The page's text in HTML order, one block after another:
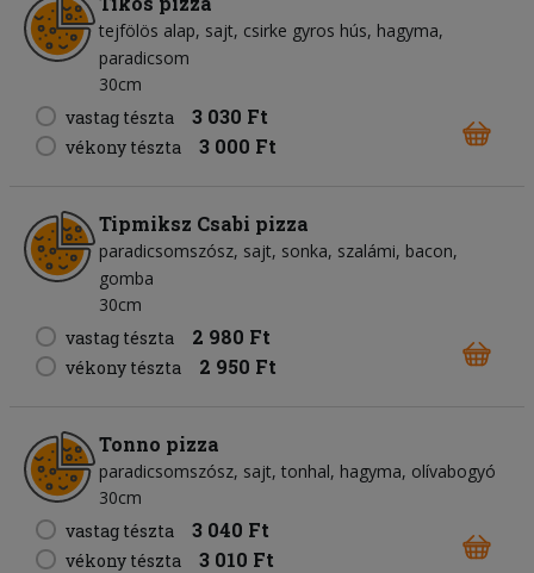
tejfölös alap sajt csirke gyros hús hagyma
paradicsom
30cm
vastag tészta
3 030 Ft
vékony tészta 3 000 Ft
Tipmiksz Csabi pizza
paradicsomszósz sajt sonka szalámi bacon
gomba
30cm
vastag tészta
2 980 Ft
vékony tészta 2 950 Ft
Tonno pizza
paradicsomszósz sajt tonhal hagyma olívabogyó
30cm
vastag tészta
3 040 Ft
vékony tészta 3 010 Ft